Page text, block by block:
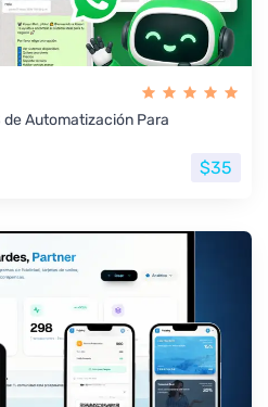
Automatización Para
$35